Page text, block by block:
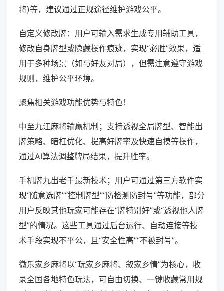
将)等，建议通过正规途径维护游戏公平。
自定义修改牌：用户可输入需求生成专用辅助工具，
修改自身牌型或隐藏操作痕迹，实现“必胜”效果，适
用于多种场景（如与好友对局），但需注意遵守游戏
规则，维护公平环境。
聚焦相关游戏功能优势与特色！
中至九江麻将输赢机制；支持透视全局牌型、智能出
牌策略、暗杠优化、提高好牌率及快速自摸等操作，
通过AI算法调整牌局结果，提升胜率。
手机牌九出老千最新技术；用户可通过第三方软件实
现“随意选牌”“控制牌型”“防检测防封号”等功能，部分
用户反映其他玩家可能存在“牌特别好”或“透视他人牌
型”的情况。这些工具通过后台运行、自动连接等技
术手段实现不平公，且“安全性高”“不被封号”。
微乐家乡麻将以“玩家乡麻将、叙家乡情”为核心，收
录全国各地特色玩法，可自由切换、一键收藏常用规